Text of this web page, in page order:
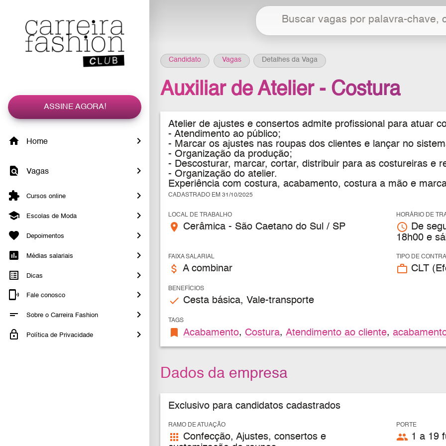
ASSINE AGORA!
Home
Vagas
Cursos online
Escolas de Moda
Depoimentos
Médias salariais
Dicas
Fale conosco
Sobre o Carreira Fashion
Política de Privacidade
Candidato Vagas Detalhes da Vaga
Auxiliar de Atelier - Costura
Atelier de ajustes e consertos admite profissional para atuar
- Atendimento ao público;
- Marcar os ajustes nas roupas dos clientes e lançar no
- Organização da produção;
- Descosturar, marcar, cortar, distribuir para as costureiras e
- Organização do atelier.
Experiência com costura, acabamento, costura a mão e
CADASTRADO EM 31/10/2025
LOCAL DE TRABALHO
place Cerâmica - São Caetano do Sul / SP
HORÁRIO DE
access_time De
18h00 e
FAIXA SALARIAL
attach_money A combinar
TIPO DE
work_outline CLT
BENEFÍCIOS
check Cesta básica, Vale-transporte
TAGS
bookmark Acabamento, Costura, Atendimento ao cliente,
Dados da empresa
Exclusivo para candidatos cadastrados
RAMO DE ATUAÇÃO
apps Confecção, Ajustes, consertos e
PORTE
people 1 a 19